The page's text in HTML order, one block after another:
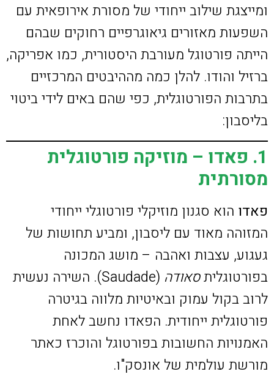
ומייצגת שילוב ייחודי של מסורת אירופאית עם
השפעות מאזורים גיאוגרפיים רחוקים שבהם
הייתה פורטוגל מעורבת היסטורית, כמו אפריקה,
ברזיל והודו. להלן כמה מההיבטים המרכזיים
בתרבות הפורטוגלית, כפי שהם באים לידי ביטוי
בליסבון:
1. פאדו – מוזיקה פורטוגלית
מסורתית
פאדו הוא סגנון מוזיקלי פורטוגלי ייחודי
המזוהה מאוד עם ליסבון, ומביע תחושות של
געגוע, עצבות ואהבה – מושג המכונה
בפורטוגליתסאודה
(Saudade). השירה נעשית
לרוב בקול עמוק ובאיטיות מלווה בגיטרה
פורטוגלית ייחודית. הפאדו נחשב לאחת
האמנויות החשובות בפורטוגל והוכרז כאתר
מורשת עולמית של אונסק"ו.